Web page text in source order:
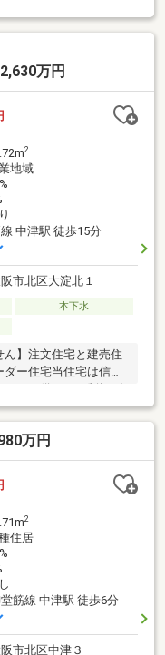
環状線『福島駅』徒歩
福島駅』も徒歩圏内で
江公園が徒歩約2分
万円
2
地域
中津駅 徒歩15分
市北区大淀北１
本下水
ん】注文住宅と建売住
ー住宅当住宅は信頼
品から、外壁はケイ
を実現窓はLIXILの防
は柔軟で間取りやカ
。お客様のご要望に
のご請求を頂き次第、
ります。連絡がつき
ます。
万円
2
住居
筋線 中津駅 徒歩6分
市北区中津３